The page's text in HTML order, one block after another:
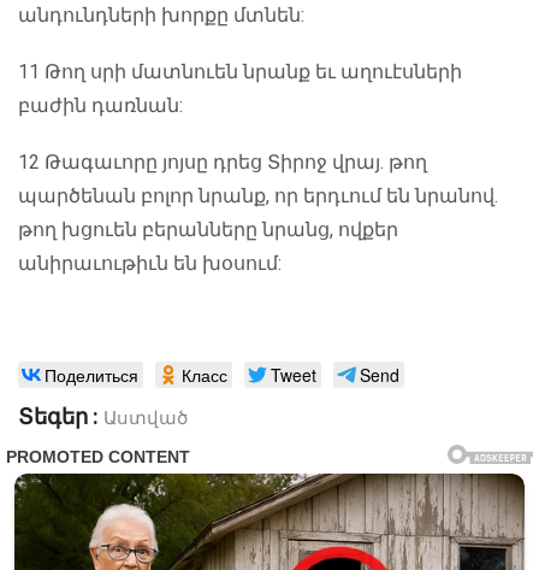
անդունդների խորքը մտնեն:
11 Թող սրի մատնուեն նրանք եւ աղուէսների
բաժին դառնան:
12 Թագաւորը յոյսը դրեց Տիրոջ վրայ. թող
պարծենան բոլոր նրանք, որ երդւում են նրանով.
թող խցուեն բերանները նրանց, ովքեր
անիրաւութիւն են խօսում:
Поделиться Класс Tweet Send
Տեգեր : Աստված